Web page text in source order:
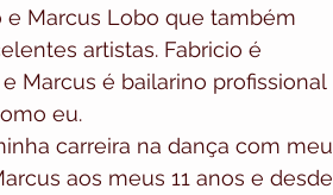
e Marcus Lobo que também
artistas. Fabricio é
Marcus é bailarino profissional
eu.
carreira na dança com meu
aos meus 11 anos e desde